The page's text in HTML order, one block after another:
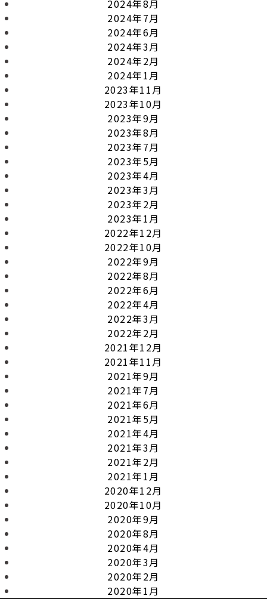
2024年8月
2024年7月
2024年6月
2024年3月
2024年2月
2024年1月
2023年11月
2023年10月
2023年9月
2023年8月
2023年7月
2023年5月
2023年4月
2023年3月
2023年2月
2023年1月
2022年12月
2022年10月
2022年9月
2022年8月
2022年6月
2022年4月
2022年3月
2022年2月
2021年12月
2021年11月
2021年9月
2021年7月
2021年6月
2021年5月
2021年4月
2021年3月
2021年2月
2021年1月
2020年12月
2020年10月
2020年9月
2020年8月
2020年4月
2020年3月
2020年2月
2020年1月